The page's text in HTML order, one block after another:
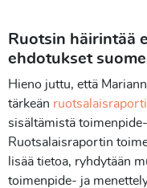
Ruotsin häirintää
ehdotukset
Hieno juttu, että
tärkeän
sisältämistä
Ruotsalaisraportin
lisää tietoa, ryhdytään
toimenpide- ja